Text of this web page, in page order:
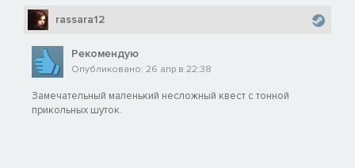
rassara12
Рекомендую
Опубликовано: 26 апр в 22:38
Замечательный маленький несложный квест с тонной
прикольных шуток.